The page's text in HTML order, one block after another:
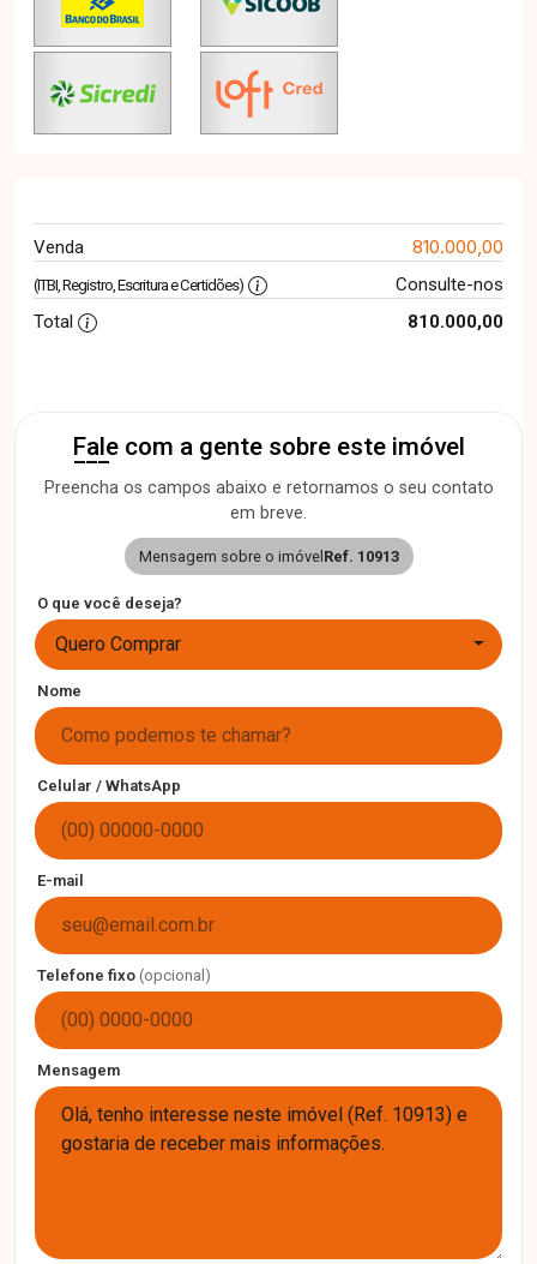
Venda 810.000,00
(ITBI, Registro, Escritura e Certidões)
Consulte-nos
Total
810.000,00
Fale com a gente sobre este imóvel
Preencha os campos abaixo e retornamos o seu contato
em breve.
Mensagem sobre o imóvelRef. 10913
O que você deseja?
Quero Comprar
Nome
Celular / WhatsApp
E-mail
Telefone fixo (opcional)
Mensagem